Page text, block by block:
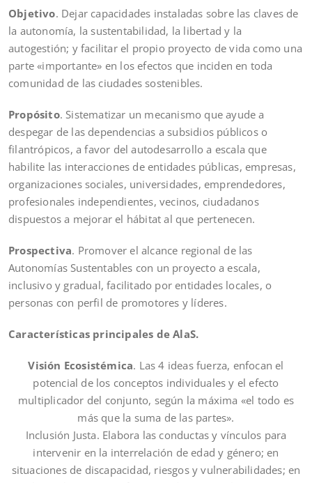
Objetivo. Dejar capacidades instaladas sobre las claves de
la autonomía, la sustentabilidad, la libertad y la
autogestión; y facilitar el propio proyecto de vida como una
parte «importante» en los efectos que inciden en toda
comunidad de las ciudades sostenibles.
Propósito. Sistematizar un mecanismo que ayude a
despegar de las dependencias a subsidios públicos o
filantrópicos, a favor del autodesarrollo a escala que
habilite las interacciones de entidades públicas, empresas,
organizaciones sociales, universidades, emprendedores,
profesionales independientes, vecinos, ciudadanos
dispuestos a mejorar el hábitat al que pertenecen.
Prospectiva. Promover el alcance regional de las
Autonomías Sustentables con un proyecto a escala,
inclusivo y gradual, facilitado por entidades locales, o
personas con perfil de promotores y líderes.
Características principales de AlaS.
Visión Ecosistémica. Las 4 ideas fuerza, enfocan el
potencial de los conceptos individuales y el efecto
multiplicador del conjunto, según la máxima «el todo es
más que la suma de las partes».
Inclusión Justa. Elabora las conductas y vínculos para
intervenir en la interrelación de edad y género; en
situaciones de discapacidad, riesgos y vulnerabilidades; en